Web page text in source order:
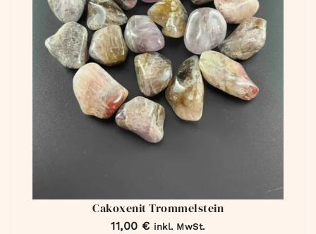
Cakoxenit Trommelstein
11,00 € inkl. MwSt.